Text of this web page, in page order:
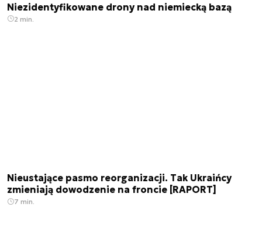
Niezidentyfikowane drony nad niemiecką bazą
2 min.
Nieustające pasmo reorganizacji. Tak Ukraińcy
zmieniają dowodzenie na froncie [RAPORT]
7 min.